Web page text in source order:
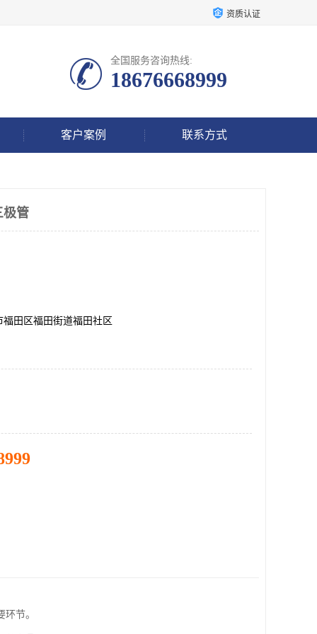
资质认证
全国服务咨询热线:
18676668999
客户案例 联系方式
极管
福田区福田街道福田社区
节。